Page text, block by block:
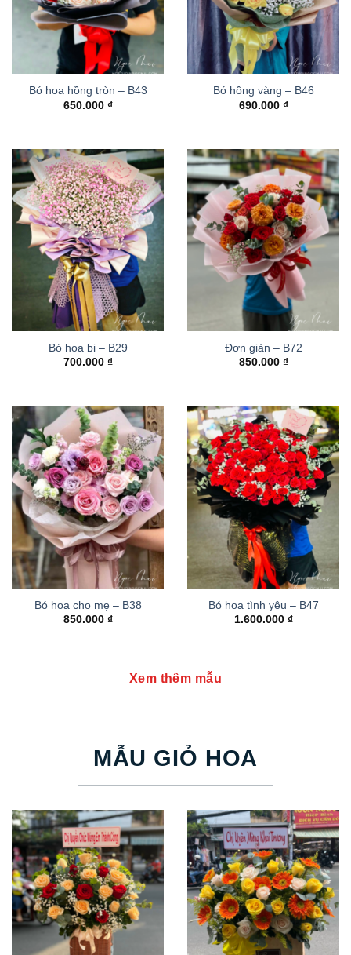
Bó hoa hồng tròn – B43
650.000 ₫
Bó hồng vàng – B46
690.000 ₫
Bó hoa bi – B29
700.000 ₫
Đơn giản – B72
850.000 ₫
Bó hoa cho mẹ – B38
850.000 ₫
Bó hoa tình yêu – B47
1.600.000 ₫
Xem thêm mẫu
MẪU GIỎ HOA